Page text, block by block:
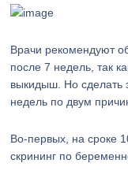
Врачи рекомендуют
после 7 недель, так
выкидыш. Но сделать
недель по двум
Во-первых, на сроке
скрининг по